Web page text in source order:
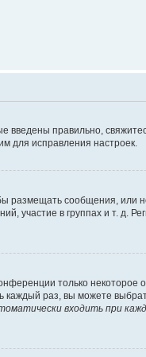
введены правильно,
для исправления настроек.
размещать сообщения, или
в группах и т. д.
только некоторое
каждый раз, вы можете
входить при